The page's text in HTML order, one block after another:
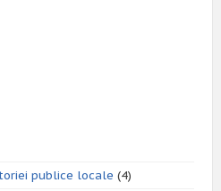
publice locale (4)